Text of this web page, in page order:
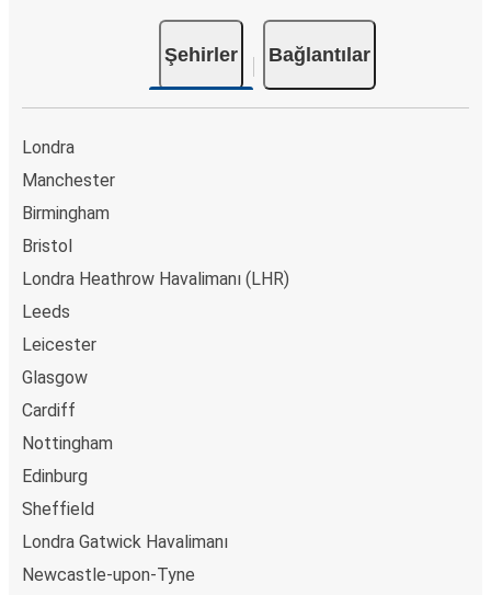
Şehirler Bağlantılar
Londra
Manchester
Birmingham
Bristol
Londra Heathrow Havalimanı (LHR)
Leeds
Leicester
Glasgow
Cardiff
Nottingham
Edinburg
Sheffield
Londra Gatwick Havalimanı
Newcastle-upon-Tyne